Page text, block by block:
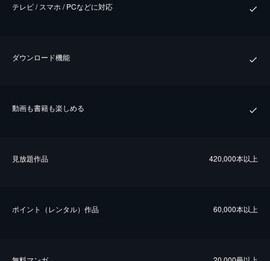
テレビ / スマホ / PCなどに対応
ダウンロード機能
動画も書籍も楽しめる
⾒放題作品 420,000本以上
ポイント（レンタル）作品 60,000本以上